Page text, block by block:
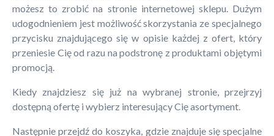
możesz to zrobić na stronie internetowej sklepu. Dużym
udogodnieniem jest możliwość skorzystania ze specjalnego
przycisku znajdującego się w opisie każdej z ofert, który
przeniesie Cię od razu na podstronę z produktami objętymi
promocją.
Kiedy znajdziesz się już na wybranej stronie, przejrzyj
dostępną ofertę i wybierz interesujący Cię asortyment.
Następnie przejdź do koszyka, gdzie znajduje się specjalne